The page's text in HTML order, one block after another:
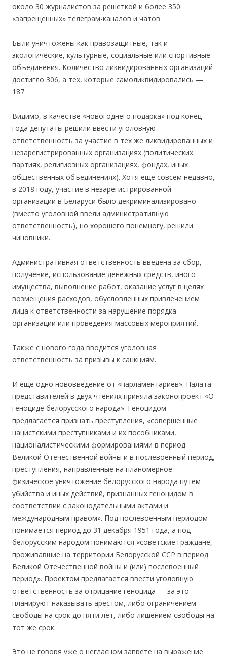
около 30 журналистов за решеткой и более 350
«запрещенных» телеграм-каналов и чатов.
Были уничтожены как правозащитные, так и
экологические, культурные, социальные или спортивные
объединения. Количество ликвидированных организаций
достигло 306, а тех, которые самоликвидировались —
187.
Видимо, в качестве «новогоднего подарка» под конец
года депутаты решили ввести уголовную
ответственность за участие в тех же ликвидированных и
незарегистрированных организациях (политических
партиях, религиозных организациях, фондах, иных
общественных объединениях). Хотя еще совсем недавно,
в 2018 году, участие в незарегистрированной
организации в Беларуси было декриминализировано
(вместо уголовной ввели административную
ответственность), но хорошего понемногу, решили
чиновники.
Административная ответственность введена за сбор,
получение, использование денежных средств, иного
имущества, выполнение работ, оказание услуг в целях
возмещения расходов, обусловленных привлечением
лица к ответственности за нарушение порядка
организации или проведения массовых мероприятий.
Также с нового года вводится уголовная
ответственность за призывы к санкциям.
И еще одно нововведение от «парламентариев»: Палата
представителей в двух чтениях приняла законопроект «О
геноциде белорусского народа». Геноцидом
предлагается признать преступления, «совершенные
нацистскими преступниками и их пособниками,
националистическими формированиями в период
Великой Отечественной войны и в послевоенный период,
преступления, направленные на планомерное
физическое уничтожение белорусского народа путем
убийства и иных действий, признанных геноцидом в
соответствии с законодательными актами и
международным правом». Под послевоенным периодом
понимается период до 31 декабря 1951 года, а под
белорусским народом понимаются «советские граждане,
проживавшие на территории Белорусской ССР в период
Великой Отечественной войны и (или) послевоенный
период». Проектом предлагается ввести уголовную
ответственность за отрицание геноцида — за это
планируют наказывать арестом, либо ограничением
свободы на срок до пяти лет, либо лишением свободы на
тот же срок.
Это не говоря уже о негласном запрете на выражение